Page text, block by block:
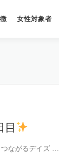
女性対象者
目
つながるデイズ …